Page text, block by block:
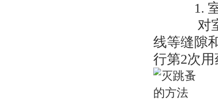
1. 室
对室内
线等缝隙
行第2次